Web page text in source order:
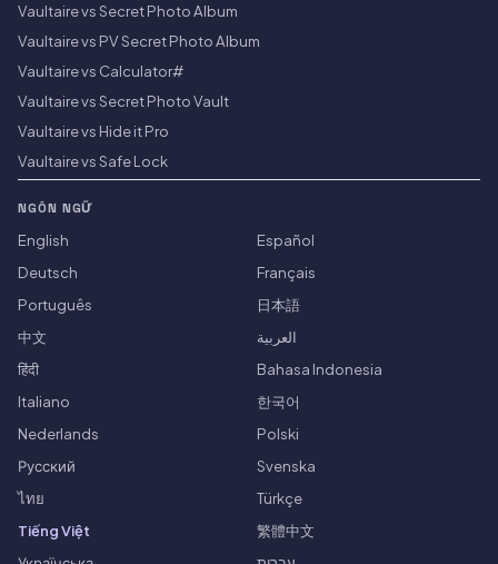
Vaultaire vs Secret Photo Album
Vaultaire vs PV Secret Photo Album
Vaultaire vs Calculator#
Vaultaire vs Secret Photo Vault
Vaultaire vs Hide it Pro
Vaultaire vs Safe Lock
NGÔN NGỮ
English
Español
Deutsch
Français
Português
日本語
中文
العربية
हिंदी
Bahasa Indonesia
Italiano
한국어
Nederlands
Polski
Русский
Svenska
ไทย
Türkçe
Tiếng Việt
繁體中文